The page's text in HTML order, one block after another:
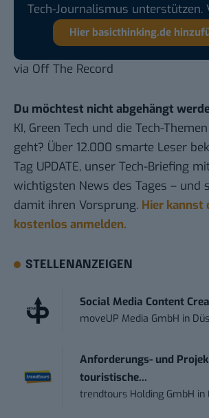
Tech-Journalismus unterstützen.
Hier basicthinking.de
via Off The Record
Du möchtest nicht abgehängt
KI, Green Tech und die Tech-
geht? Über 12.000 smarte Leser
Tag UPDATE, unser Tech-Briefing
wichtigsten News des Tages – und
damit ihren Vorsprung. Hier kannst
kostenlos anmelden.
STELLENANZEIGEN
Social Media Content
moveUP Media GmbH in
Anforderungs- und
touristische...
trendtours Holding GmbH in